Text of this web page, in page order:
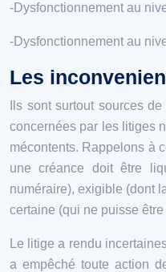
-Dysfonctionnement au
-Dysfonctionnement au
Les
Ils sont surtout sources
concernées par les litiges
mécontents. Rappelons à
une créance doit être
numéraire), exigible (dont
certaine (qui ne puisse être
Le litige a rendu
a empêché toute action